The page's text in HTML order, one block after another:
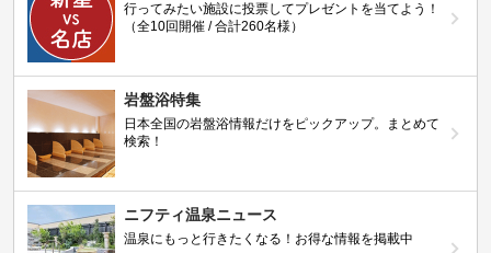
行ってみたい施設に投票してプレゼントを当てよう！
（全10回開催 / 合計260名様）
岩盤浴特集
日本全国の岩盤浴情報だけをピックアップ。まとめて
検索！
ニフティ温泉ニュース
温泉にもっと行きたくなる！お得な情報を掲載中